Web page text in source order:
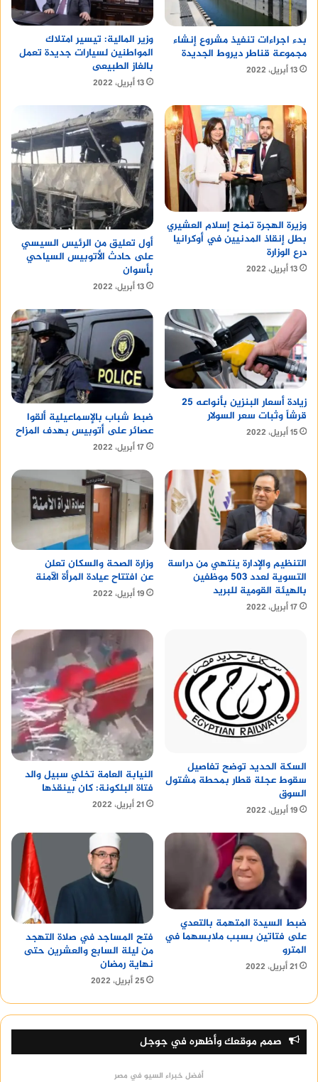
بالإضافة إلى البيتزا والطواجن. ويتميز المطعم
بتصميمه العصري وخدماته المميزة.
مطعم بيتزا هاوس
يقع مطعم بيتزا هاوس في مدينة شبين الكوم، ويقدم
مجموعة متنوعة من البيتزا الشهية، بالإضافة إلى
الباستا والطواجن. ويتميز المطعم بأسعاره المناسبة.
أقرأ أيضا :اسعار تصميم هوية تجارية
بدء اجراءات تنفيذ مشروع إنشاء
مجموعة قناطر ديروط الجديدة
13 أبريل، 2022
وزير المالية: تيسير امتلاك
المواطنين لسيارات جديدة تعمل
بالغاز الطبيعى
13 أبريل، 2022
وزيرة الهجرة تمنح إسلام العشيري
بطل إنقاذ المدنيين في أوكرانيا
درع الوزارة
13 أبريل، 2022
أول تعليق من الرئيس السيسي
على حادث الأتوبيس السياحي
بأسوان
13 أبريل، 2022
زيادة أسعار البنزين بأنواعه 25
قرشاً وثبات سعر السولار
15 أبريل، 2022
ضبط شباب بالإسماعيلية ألقوا
عصائر على أتوبيس بهدف المزاح
17 أبريل، 2022
التنظيم والإدارة ينتهي من دراسة
التسوية لعدد 503 موظفين
بالهيئة القومية للبريد
17 أبريل، 2022
وزارة الصحة والسكان تعلن
عن افتتاح عيادة المرأة الآمنة
19 أبريل، 2022
السكة الحديد توضح تفاصيل
سقوط عجلة قطار بمحطة مشتول
السوق
19 أبريل، 2022
النيابة العامة تخلي سبيل والد
فتاة البلكونة: كان بينقذها
21 أبريل، 2022
ضبط السيدة المتهمة بالتعدي
على فتاتين بسبب ملابسهما في
المترو
21 أبريل، 2022
فتح المساجد في صلاة التهجد
من ليلة السابع والعشرين حتى
نهاية رمضان
25 أبريل، 2022
صمم موقعك وأظهره في جوجل
أفضل خبراء السيو في مصر